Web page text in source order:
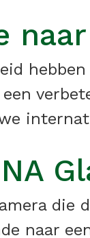
die
naar